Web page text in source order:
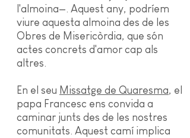
l'almoina—. Aquest any, podríem
viure aquesta almoina des de les
Obres de Misericòrdia, que són
actes concrets d'amor cap als
altres.
En el seu Missatge de Quaresma, el
papa Francesc ens convida a
caminar junts des de les nostres
comunitats. Aquest camí implica